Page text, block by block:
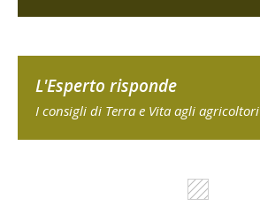
L'Esperto risponde
I consigli di Terra e Vita agli agricoltori